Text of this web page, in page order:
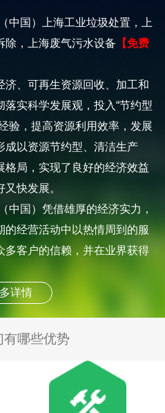
中国）上海工业垃圾处置，上
除，上海废气污水设备 【免费
、可再生资源回收、加工和
实科学发展观，投入“节约型
验，提高资源利用效率，发展
成以资源节约型、清洁生产
局，实现了良好的经济效益
快发展。
中国）凭借雄厚的经济实力，
经营活动中以热情周到的服
多客户的信赖，并在业界获得
详情
有哪些优势